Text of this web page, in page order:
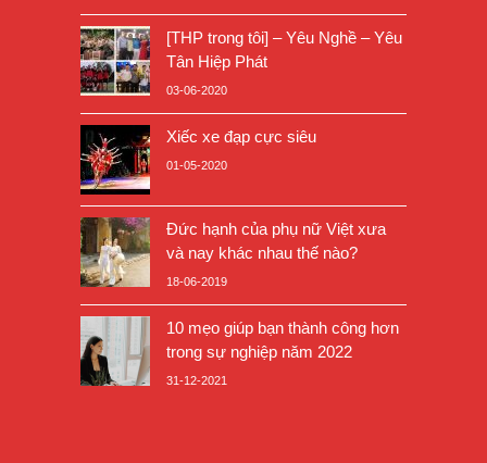
[THP trong tôi] – Yêu Nghề – Yêu
Tân Hiệp Phát
03-06-2020
Xiếc xe đạp cực siêu
01-05-2020
Đức hạnh của phụ nữ Việt xưa
và nay khác nhau thế nào?
18-06-2019
10 mẹo giúp bạn thành công hơn
trong sự nghiệp năm 2022
31-12-2021